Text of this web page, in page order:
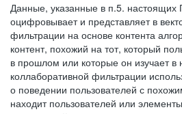
Данные, указанные в п.5.
оцифровывает и представляет в
фильтрации на основе контента
контент, похожий на тот, который
в прошлом или которые он изучает
коллаборативной фильтрации
о поведении пользователей с
находит пользователей или